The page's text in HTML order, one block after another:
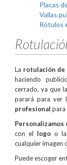
Placas
Vallas
Rótulos
La rotulación de
haciendo
cerrado, ya que
parará para ver
profesional para
con el logo o
cualquier imagen
Puede escoger